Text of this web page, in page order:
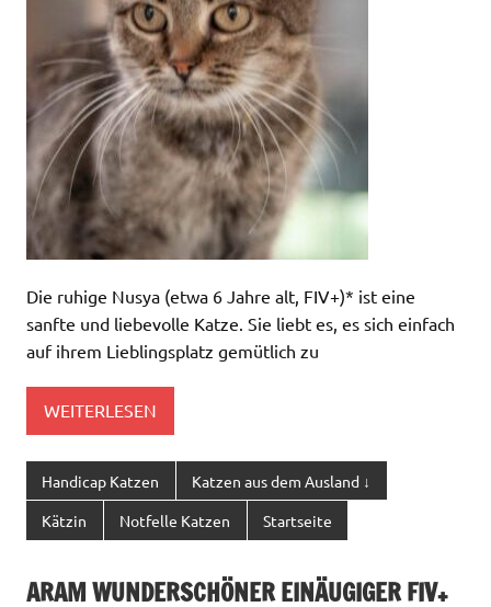
Die ruhige Nusya (etwa 6 Jahre alt, FIV+)* ist eine
sanfte und liebevolle Katze. Sie liebt es, es sich einfach
auf ihrem Lieblingsplatz gemütlich zu
WEITERLESEN
Handicap Katzen Katzen aus dem Ausland ↓
Kätzin Notfelle Katzen Startseite
ARAM WUNDERSCHÖNER EINÄUGIGER FIV+